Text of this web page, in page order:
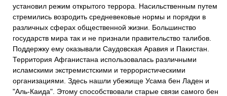
установил режим открытого террора. Насильственным путем
стремились возродить средневековые нормы и порядки в
различных сферах общественной жизни. Большинство
государств мира так и не признали правительство талибов.
Поддержку ему оказывали Саудовская Аравия и Пакистан.
Территория Афганистана использовалась различными
исламскими экстремистскими и террористическими
организациями. Здесь нашли убежище Усама бен Ладен и
"Аль-Каида". Этому способствовали старые связи самого бен